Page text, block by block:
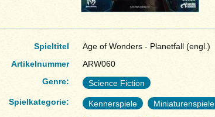
Spieltitel
Age of Wonders - Planetfall (engl.)
Artikelnummer
ARW060
Genre:
Science Fiction
Spielkategorie:
Kennerspiele Miniaturenspiele